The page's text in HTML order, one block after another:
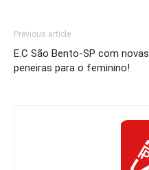
Previous article
E.C São Bento-SP com novas
peneiras para o feminino!